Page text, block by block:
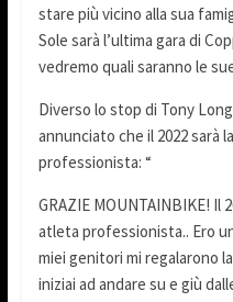
stare più vicino alla sua
Sole sarà l’ultima gara di
vedremo quali saranno le
Diverso lo stop di Tony
annunciato che il 2022 sarà
professionista: “
GRAZIE MOUNTAINBIKE! Il
atleta professionista.. Ero
miei genitori mi regalarono
iniziai ad andare su e giù